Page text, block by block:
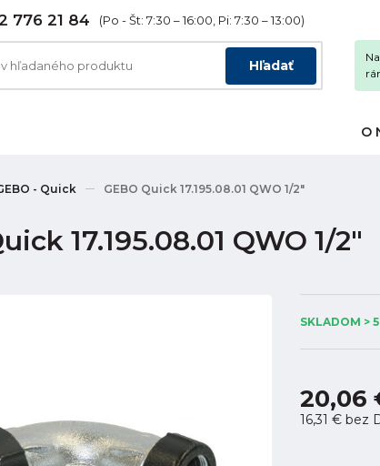
776 21 84 (Po - Št: 7:30 – 16:00, Pi: 7:30 – 13:00)
Hľadať
O
- Quick GEBO Quick 17.195.08.01 QWO 1/2"
17.195.08.01 QWO 1/2"
SKLADOM >
20,06
16,31 € bez